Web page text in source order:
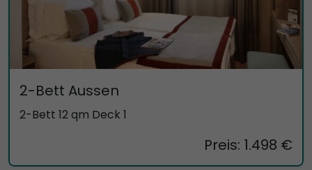
2-Bett Aussen
2-Bett 12 qm Deck 1
Preis: 1.498 €